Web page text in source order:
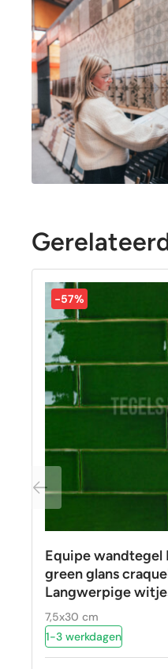
-57%
Equipe wandtegel
green glans
Langwerpige
7,5x30 cm
1-3 werkdagen